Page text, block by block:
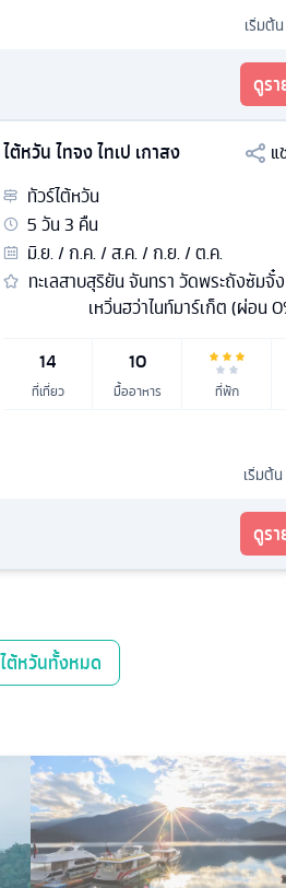
เริ่มต้น
ดูรา
ไต้หวัน ไทจง ไทเป เกาสง แ
ทัวร์ไต้หวัน
5วัน3 คืน
มิ.ย. / ก.ค. / ส.ค. / ก.ย. / ต.ค.
ทะเลสาบสุริยัน จันทรา วัดพระถังซัมจั๋
เหวิ่นฮว่าไนท์มาร์เก็ต (ผ่อน
14
ที่เที่ยว
10
มื้ออาหาร ที่พัก
เริ่มต้น
ดูรา
ต้หวันทั้งหมด